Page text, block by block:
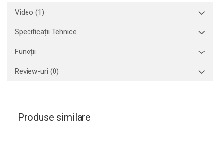
Video (1)
Specificații Tehnice
Funcții
Review-uri (0)
Produse similare